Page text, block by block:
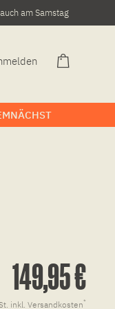
am Samstag
149,95 €
inkl. Versandkosten*